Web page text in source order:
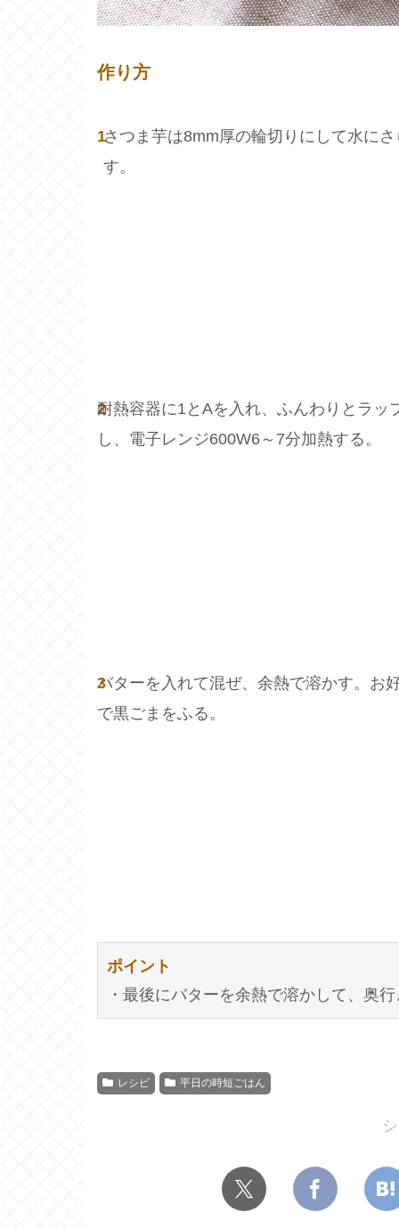
作り方
1さつま芋は8mm厚の輪切りにして水にさ
す。
2
耐熱容器に1とAを入れ、ふんわりとラッ
し、電子レンジ600W6～7分加熱する。
3
バターを入れて混ぜ、余熱で溶かす。お
で黒ごまをふる。
ポイント
・最後にバターを余熱で溶かして、奥
レシピ 平日の時短ごはん